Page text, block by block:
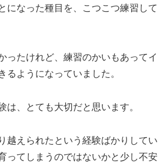
になった種目を、こつこつ練習して
ったけれど、練習のかいもあってイ
るようになっていました。
は、とても大切だと思います。
越えられたという経験ばかりしてい
ってしまうのではないかと少し不安